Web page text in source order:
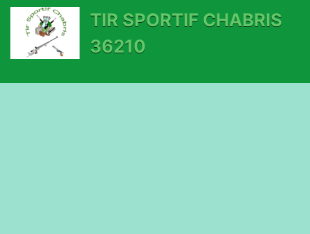
TIR SPORTIF CHABRIS
36210